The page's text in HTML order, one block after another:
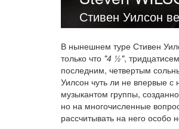
Стивен Уилсон
В нынешнем туре Стивен
только что "4 ½",
последним, четвертым
Уилсон чуть ли не впервые с
музыкантом группы,
но на многочисленные
рассчитывать на него особо